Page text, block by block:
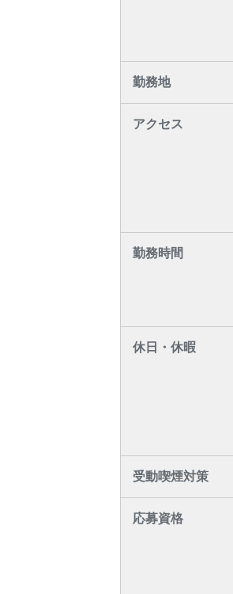
勤務地
アクセス
勤務時間
休日・休暇
受動喫煙対策
応募資格